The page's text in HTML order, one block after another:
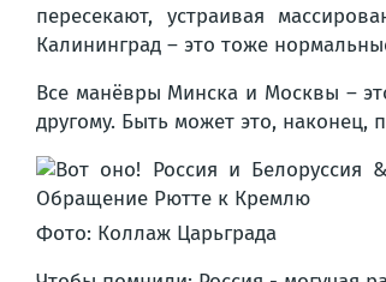
пересекают, устраивая
Калининград – это тоже
Все манёвры Минска и Москвы –
другому. Быть может это,
Фото: Коллаж Царьграда